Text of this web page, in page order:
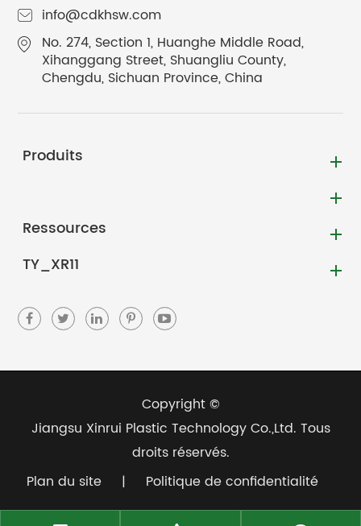
info@cdkhsw.com
No. 274, Section 1, Huanghe Middle Road,
Xihanggang Street, Shuangliu County,
Chengdu, Sichuan Province, China
Produits
Ressources
TY_XR11
Copyright ©
Jiangsu Xinrui Plastic Technology Co.,Ltd. Tous
droits réservés.
Plan du site
| Politique de confidentialité